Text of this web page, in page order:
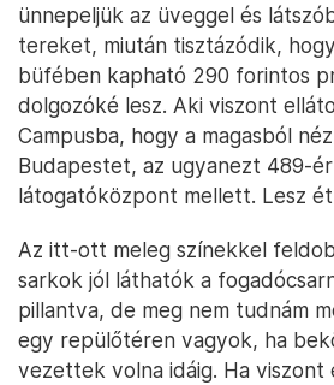
ünnepeljük az üveggel és
tereket, miután tisztázódik,
büfében kapható 290 forintos
dolgozóké lesz. Aki viszont
Campusba, hogy a magasból
Budapestet, az ugyanezt 489-
látogatóközpont mellett. Lesz
Az itt-ott meleg színekkel
sarkok jól láthatók a
pillantva, de meg nem tudnám
egy repülőtéren vagyok, ha
vezettek volna idáig. Ha viszont